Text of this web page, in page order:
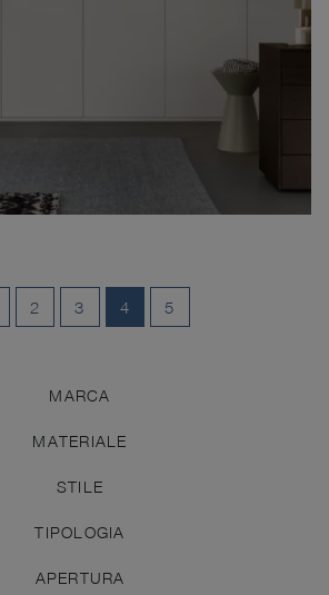
MARCA
MATERIALE
STILE
TIPOLOGIA
APERTURA
2 3 4 5